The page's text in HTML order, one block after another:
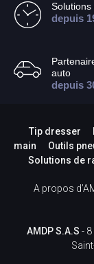
Solutions
depuis
auto
depuis
Tip dresser
main
Outils
Solutions de
A propos
AMDP S.A.S -